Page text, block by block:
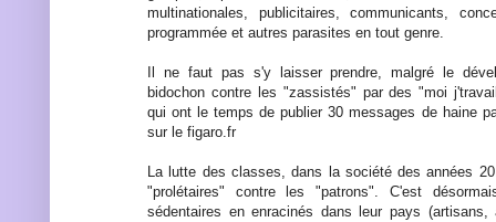
multinationales, publicitaires, communicants,
programmée et autres parasites en tout genre.
Il ne faut pas s'y laisser prendre, malgré le
bidochon contre les "zassistés" par des "moi
qui ont le temps de publier 30 messages de haine
sur le figaro.fr
La lutte des classes, dans la société des années
"prolétaires" contre les "patrons". C'est
sédentaires en enracinés dans leur pays (artisans,